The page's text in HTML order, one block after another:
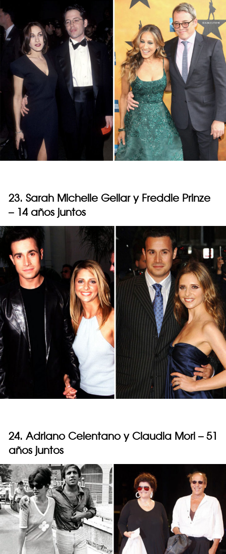
23. Sarah Michelle Gellar y Freddie Prinze
– 14 años juntos
24. Adriano Celentano y Claudia Mori – 51
años juntos